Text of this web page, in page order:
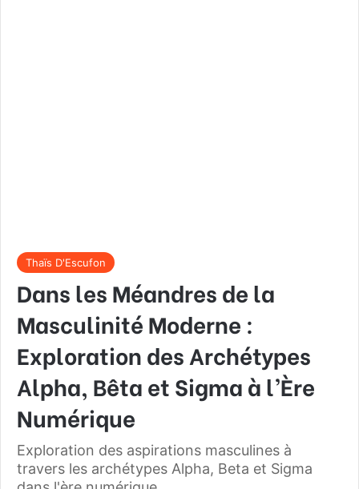
Thaïs D'Escufon
Dans les Méandres de la
Masculinité Moderne :
Exploration des Archétypes
Alpha, Bêta et Sigma à l’Ère
Numérique
Exploration des aspirations masculines à
travers les archétypes Alpha, Beta et Sigma